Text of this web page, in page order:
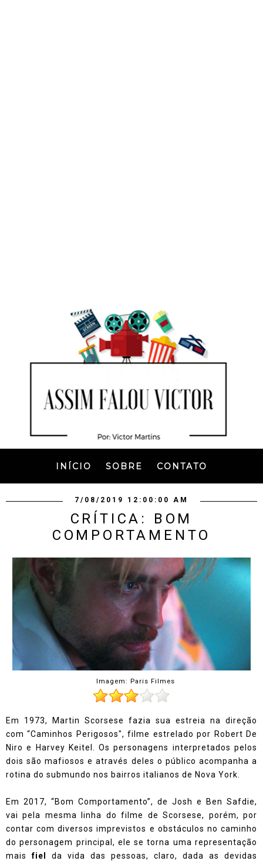
INÍCIO SOBRE CONTATO
7/08/2019 12:00:00 AM
CRÍTICA: BOM
COMPORTAMENTO
Imagem: Paris Filmes
Em 1973, Martin Scorsese fazia sua estreia na direção
com “Caminhos Perigosos", filme estrelado por Robert De
Niro e Harvey Keitel. Os personagens interpretados pelos
dois são mafiosos e através deles o público acompanha a
rotina do submundo nos bairros italianos de Nova York.
Em 2017, “Bom Comportamento”, de Josh e Ben Safdie,
vai pela mesma linha do filme de Scorsese, porém, por
contar com diversos imprevistos e obstáculos no caminho
do personagem principal, ele se torna uma representação
maisfiel da vida das pessoas, claro, dada as devidas